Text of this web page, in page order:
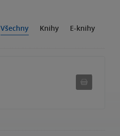
Všechny Knihy E-knihy